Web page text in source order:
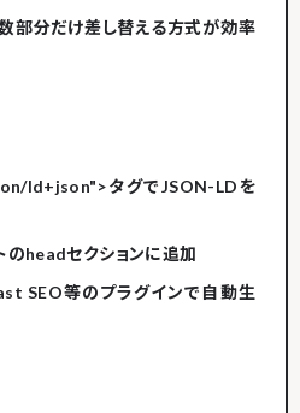
部分だけ差し替える方式が効率
ld+json">タグでJSON-LDを
のheadセクションに追加
SEO等のプラグインで自動生